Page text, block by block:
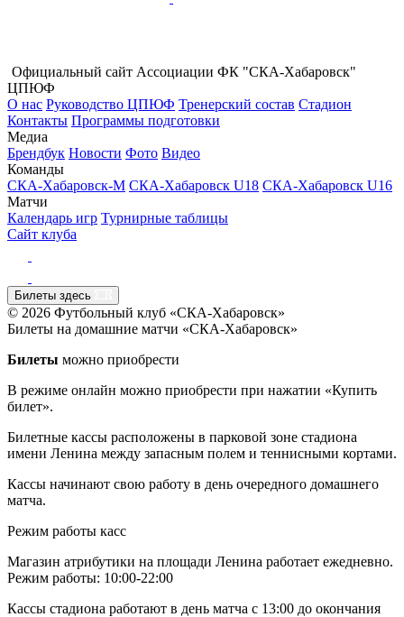
Официальный сайт Ассоциации ФК "СКА-Хабаровск"
ЦПЮФ
О нас Руководство ЦПЮФ Тренерский состав Стадион
Контакты Программы подготовки
Медиа
Брендбук Новости Фото Видео
Команды
СКА-Хабаровск-М СКА-Хабаровск U18 СКА-Хабаровск U16
Матчи
Календарь игр Турнирные таблицы
Сайт клуба
Билеты здесь
© 2026 Футбольный клуб «СКА-Хабаровск»
Билеты на домашние матчи «СКА-Хабаровск»
Билеты можно приобрести
В режиме онлайн можно приобрести при нажатии «Купить
билет».
Билетные кассы расположены в парковой зоне стадиона
имени Ленина между запасным полем и теннисными кортами.
Кассы начинают свою работу в день очередного домашнего
матча.
Режим работы касс
Магазин атрибутики на площади Ленина работает ежедневно.
Режим работы: 10:00-22:00
Кассы стадиона работают в день матча с 13:00 до окончания